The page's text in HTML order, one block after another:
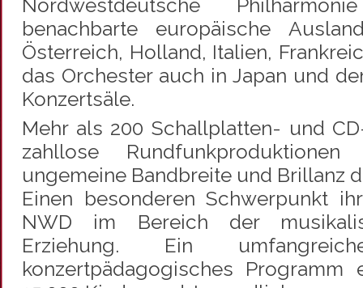
Nordwestdeutsche
benachbarte europäische
Österreich, Holland, Italien,
das Orchester auch in Japan und
Konzertsäle.
Mehr als 200 Schallplatten- und
zahllose
ungemeine Bandbreite und Brillanz
Einen besonderen Schwerpunkt
NWD im Bereich der
Erziehung. Ein
konzertpädagogisches